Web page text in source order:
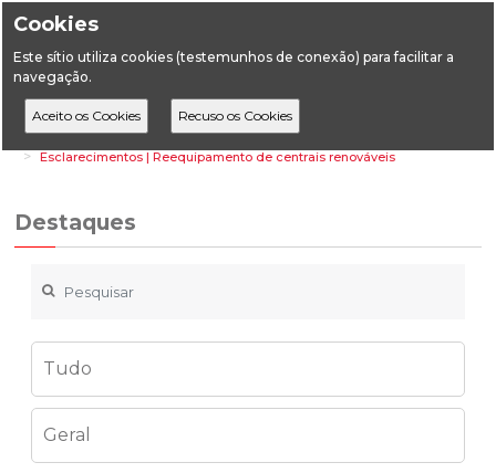
Cookies
Este sítio utiliza cookies (testemunhos de conexão) para facilitar a
navegação.
HomeDestaques
Energia
Esclarecimentos | Reequipamento de centrais renováveis
Destaques
Tudo
Geral